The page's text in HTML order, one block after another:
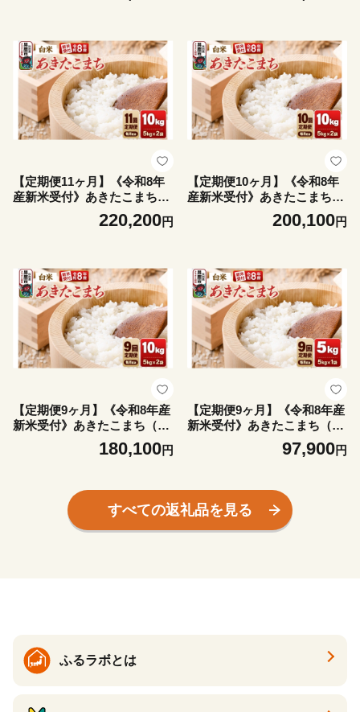
【定期便11ヶ月】《令和8年
産新米受付》あきたこまち
（精米）10kg（5kg×2袋） 大
進農場 [新米 先行受付 あきた
220,200円
【定期便10ヶ月】《令和8年
産新米受付》あきたこまち
（精米）10kg（5kg×2袋） 大
進農場 [新米 先行受付 あきた
200,100円
【定期便9ヶ月】《令和8年産
新米受付》あきたこまち（精
米）10kg（5kg×2袋） 大進農
場 [新米 先行受付 あきたこま
180,100円
【定期便9ヶ月】《令和8年産
新米受付》あきたこまち（精
米）5kg（5kg×1袋） 大進農
場 [新米 先行受付 あきたこま
97,900円
すべての返礼品を見る
ふるラボとは